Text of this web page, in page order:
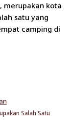
merupakan kota
satu yang
camping di
Salah Satu